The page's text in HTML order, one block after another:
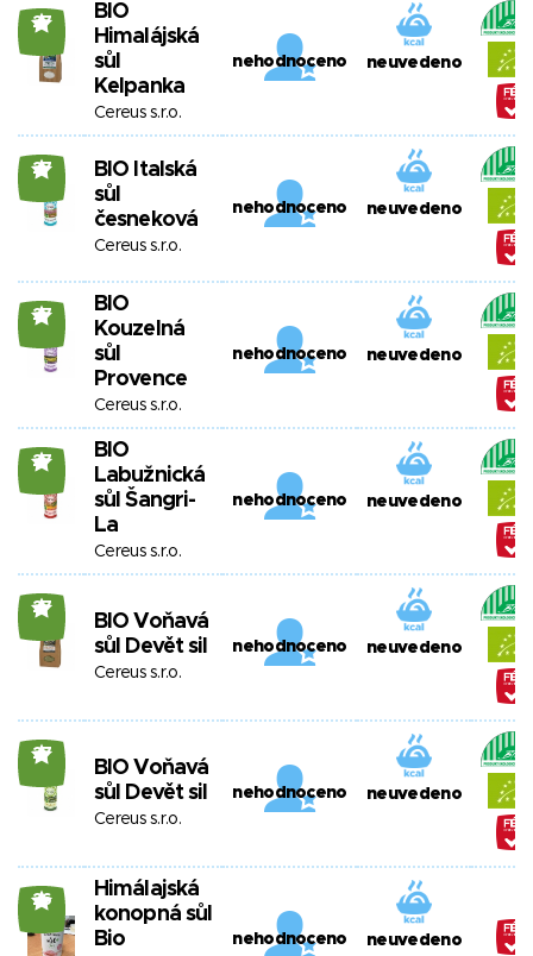
27
BIO
Himalájská
sůl
Kelpanka
Cereus s.r.o.
nehodnoceno neuvedeno
27
BIO Italská
sůl
česneková
Cereus s.r.o.
nehodnoceno neuvedeno
27
BIO
Kouzelná
sůl
Provence
Cereus s.r.o.
nehodnoceno neuvedeno
27
BIO
Labužnická
sůl Šangri-
La
Cereus s.r.o.
nehodnoceno neuvedeno
27
BIO Voňavá
sůl Devět sil
Cereus s.r.o.
nehodnoceno neuvedeno
27
BIO Voňavá
sůl Devět sil
Cereus s.r.o.
nehodnoceno neuvedeno
26
Himálajská
konopná sůl
Bio
nehodnoceno neuvedeno